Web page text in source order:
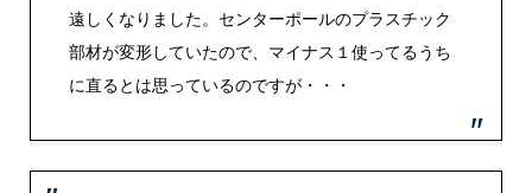
遠しくなりました。センターポールのプラスチック
部材が変形していたので、マイナス１使ってるうち
に直るとは思っているのですが・・・